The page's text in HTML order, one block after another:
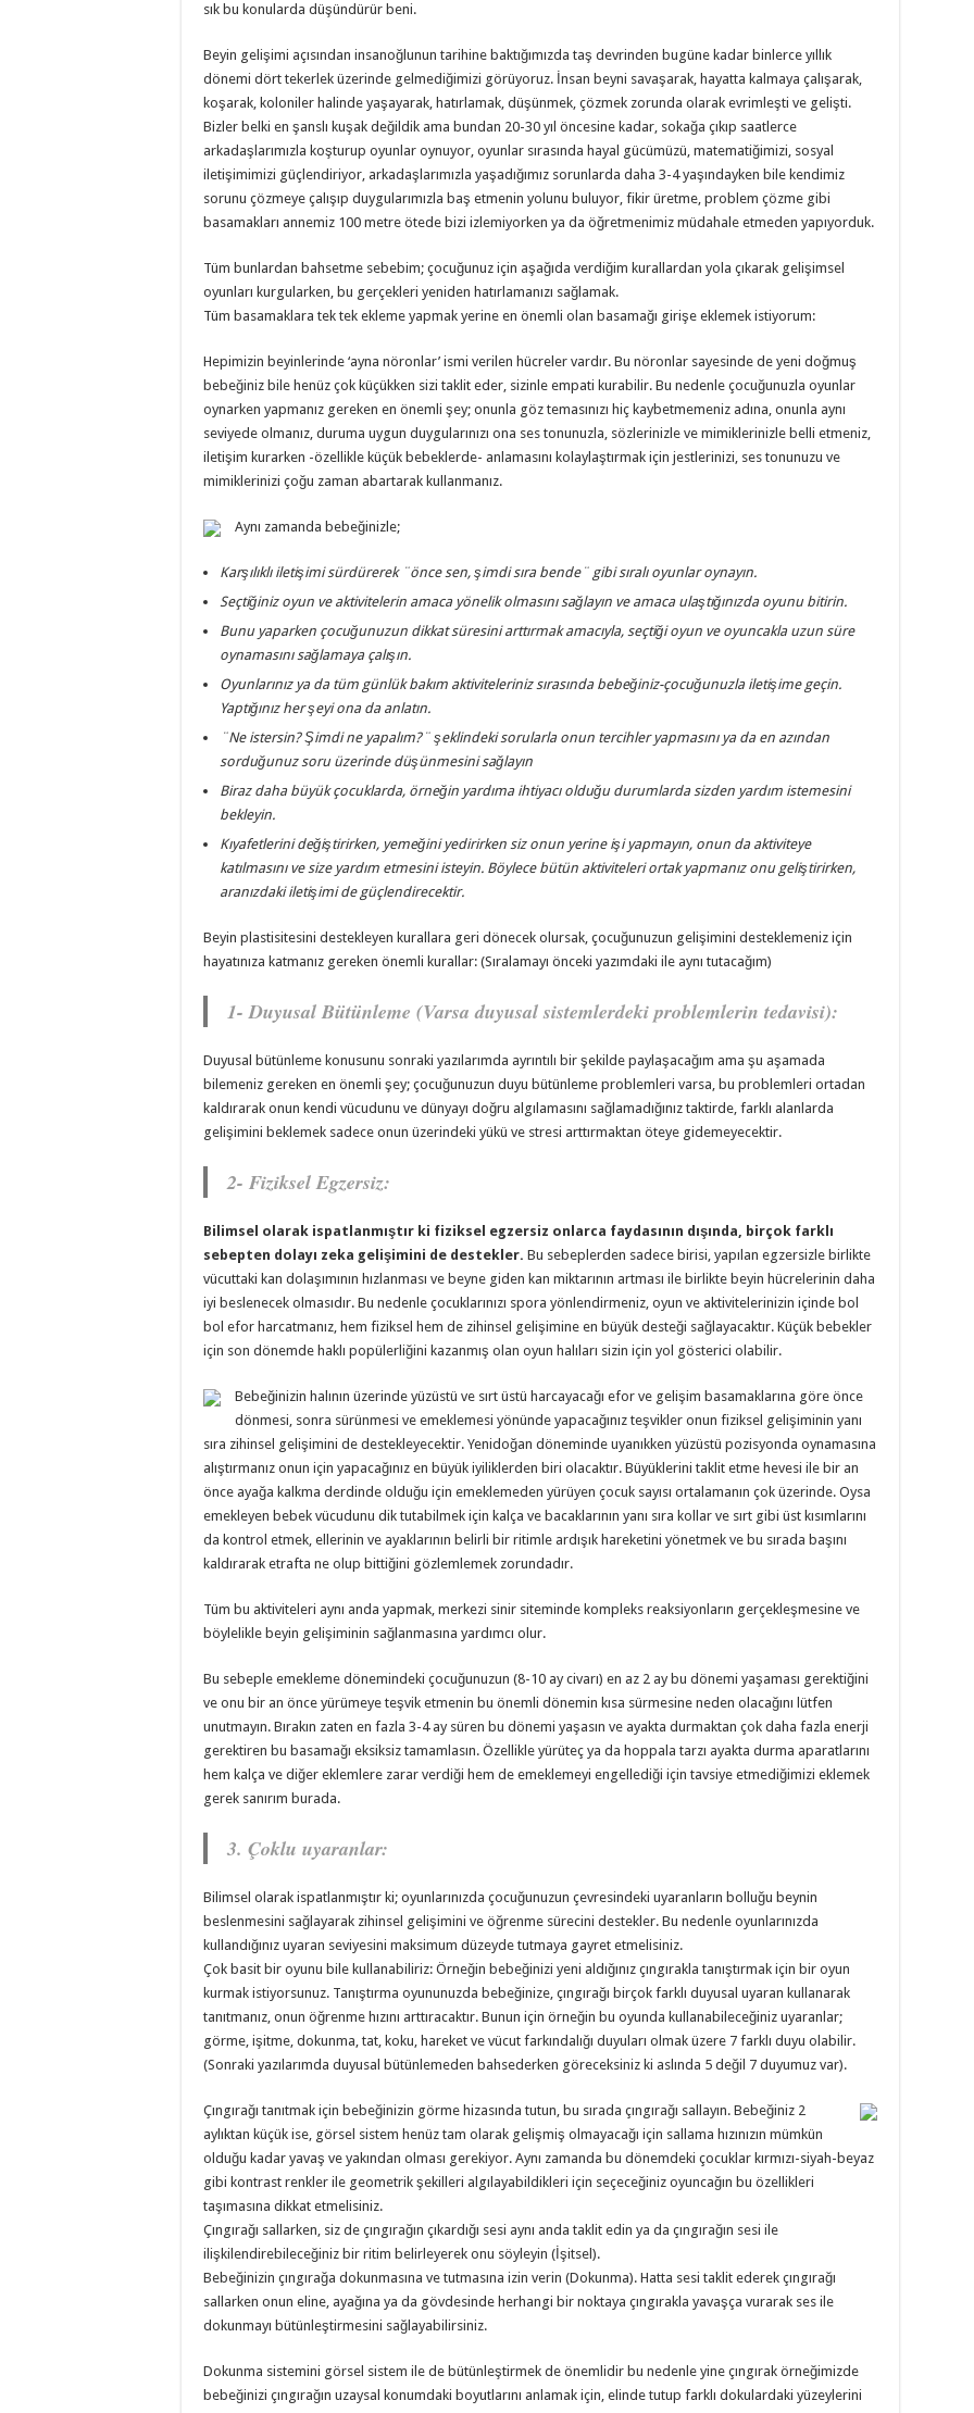
sık bu konularda düşündürür beni.
Beyin gelişimi açısından insanoğlunun tarihine baktığımızda taş devrinden bugüne kadar binlerce yıllık
dönemi dört tekerlek üzerinde gelmediğimizi görüyoruz. İnsan beyni savaşarak, hayatta kalmaya çalışarak,
koşarak, koloniler halinde yaşayarak, hatırlamak, düşünmek, çözmek zorunda olarak evrimleşti ve gelişti.
Bizler belki en şanslı kuşak değildik ama bundan 20-30 yıl öncesine kadar, sokağa çıkıp saatlerce
arkadaşlarımızla koşturup oyunlar oynuyor, oyunlar sırasında hayal gücümüzü, matematiğimizi, sosyal
iletişimimizi güçlendiriyor, arkadaşlarımızla yaşadığımız sorunlarda daha 3-4 yaşındayken bile kendimiz
sorunu çözmeye çalışıp duygularımızla baş etmenin yolunu buluyor, fikir üretme, problem çözme gibi
basamakları annemiz 100 metre ötede bizi izlemiyorken ya da öğretmenimiz müdahale etmeden yapıyorduk.
Tüm bunlardan bahsetme sebebim; çocuğunuz için aşağıda verdiğim kurallardan yola çıkarak gelişimsel
oyunları kurgularken, bu gerçekleri yeniden hatırlamanızı sağlamak.
Tüm basamaklara tek tek ekleme yapmak yerine en önemli olan basamağı girişe eklemek istiyorum:
Hepimizin beyinlerinde ‘ayna nöronlar’ ismi verilen hücreler vardır. Bu nöronlar sayesinde de yeni doğmuş
bebeğiniz bile henüz çok küçükken sizi taklit eder, sizinle empati kurabilir. Bu nedenle çocuğunuzla oyunlar
oynarken yapmanız gereken en önemli şey; onunla göz temasınızı hiç kaybetmemeniz adına, onunla aynı
seviyede olmanız, duruma uygun duygularınızı ona ses tonunuzla, sözlerinizle ve mimiklerinizle belli etmeniz,
iletişim kurarken -özellikle küçük bebeklerde- anlamasını kolaylaştırmak için jestlerinizi, ses tonunuzu ve
mimiklerinizi çoğu zaman abartarak kullanmanız.
Aynı zamanda bebeğinizle;
Karşılıklı iletişimi sürdürerek ¨önce sen, şimdi sıra bende¨ gibi sıralı oyunlar oynayın.
Seçtiğiniz oyun ve aktivitelerin amaca yönelik olmasını sağlayın ve amaca ulaştığınızda oyunu bitirin.
Bunu yaparken çocuğunuzun dikkat süresini arttırmak amacıyla, seçtiği oyun ve oyuncakla uzun süre
oynamasını sağlamaya çalışın.
Oyunlarınız ya da tüm günlük bakım aktiviteleriniz sırasında bebeğiniz-çocuğunuzla iletişime geçin.
Yaptığınız her şeyi ona da anlatın.
¨Ne istersin? Şimdi ne yapalım?¨ şeklindeki sorularla onun tercihler yapmasını ya da en azından
sorduğunuz soru üzerinde düşünmesini sağlayın
Biraz daha büyük çocuklarda, örneğin yardıma ihtiyacı olduğu durumlarda sizden yardım istemesini
bekleyin.
Kıyafetlerini değiştirirken, yemeğini yedirirken siz onun yerine işi yapmayın, onun da aktiviteye
katılmasını ve size yardım etmesini isteyin. Böylece bütün aktiviteleri ortak yapmanız onu geliştirirken,
aranızdaki iletişimi de güçlendirecektir.
Beyin plastisitesini destekleyen kurallara geri dönecek olursak, çocuğunuzun gelişimini desteklemeniz için
hayatınıza katmanız gereken önemli kurallar: (Sıralamayı önceki yazımdaki ile aynı tutacağım)
1- Duyusal Bütünleme (Varsa duyusal sistemlerdeki problemlerin tedavisi):
Duyusal bütünleme konusunu sonraki yazılarımda ayrıntılı bir şekilde paylaşacağım ama şu aşamada
bilemeniz gereken en önemli şey; çocuğunuzun duyu bütünleme problemleri varsa, bu problemleri ortadan
kaldırarak onun kendi vücudunu ve dünyayı doğru algılamasını sağlamadığınız taktirde, farklı alanlarda
gelişimini beklemek sadece onun üzerindeki yükü ve stresi arttırmaktan öteye gidemeyecektir.
2- Fiziksel Egzersiz:
Bilimsel olarak ispatlanmıştır ki fiziksel egzersiz onlarca faydasının dışında, birçok farklı
sebepten dolayı zeka gelişimini de destekler. Bu sebeplerden sadece birisi, yapılan egzersizle birlikte
vücuttaki kan dolaşımının hızlanması ve beyne giden kan miktarının artması ile birlikte beyin hücrelerinin daha
iyi beslenecek olmasıdır. Bu nedenle çocuklarınızı spora yönlendirmeniz, oyun ve aktivitelerinizin içinde bol
bol efor harcatmanız, hem fiziksel hem de zihinsel gelişimine en büyük desteği sağlayacaktır. Küçük bebekler
için son dönemde haklı popülerliğini kazanmış olan oyun halıları sizin için yol gösterici olabilir.
Bebeğinizin halının üzerinde yüzüstü ve sırt üstü harcayacağı efor ve gelişim basamaklarına göre önce
dönmesi, sonra sürünmesi ve emeklemesi yönünde yapacağınız teşvikler onun fiziksel gelişiminin yanı
sıra zihinsel gelişimini de destekleyecektir. Yenidoğan döneminde uyanıkken yüzüstü pozisyonda oynamasına
alıştırmanız onun için yapacağınız en büyük iyiliklerden biri olacaktır. Büyüklerini taklit etme hevesi ile bir an
önce ayağa kalkma derdinde olduğu için emeklemeden yürüyen çocuk sayısı ortalamanın çok üzerinde. Oysa
emekleyen bebek vücudunu dik tutabilmek için kalça ve bacaklarının yanı sıra kollar ve sırt gibi üst kısımlarını
da kontrol etmek, ellerinin ve ayaklarının belirli bir ritimle ardışık hareketini yönetmek ve bu sırada başını
kaldırarak etrafta ne olup bittiğini gözlemlemek zorundadır.
Tüm bu aktiviteleri aynı anda yapmak, merkezi sinir siteminde kompleks reaksiyonların gerçekleşmesine ve
böylelikle beyin gelişiminin sağlanmasına yardımcı olur.
Bu sebeple emekleme dönemindeki çocuğunuzun (8-10 ay civarı) en az 2 ay bu dönemi yaşaması gerektiğini
ve onu bir an önce yürümeye teşvik etmenin bu önemli dönemin kısa sürmesine neden olacağını lütfen
unutmayın. Bırakın zaten en fazla 3-4 ay süren bu dönemi yaşasın ve ayakta durmaktan çok daha fazla enerji
gerektiren bu basamağı eksiksiz tamamlasın. Özellikle yürüteç ya da hoppala tarzı ayakta durma aparatlarını
hem kalça ve diğer eklemlere zarar verdiği hem de emeklemeyi engellediği için tavsiye etmediğimizi eklemek
gerek sanırım burada.
3. Çoklu uyaranlar:
Bilimsel olarak ispatlanmıştır ki; oyunlarınızda çocuğunuzun çevresindeki uyaranların bolluğu beynin
beslenmesini sağlayarak zihinsel gelişimini ve öğrenme sürecini destekler. Bu nedenle oyunlarınızda
kullandığınız uyaran seviyesini maksimum düzeyde tutmaya gayret etmelisiniz.
Çok basit bir oyunu bile kullanabiliriz: Örneğin bebeğinizi yeni aldığınız çıngırakla tanıştırmak için bir oyun
kurmak istiyorsunuz. Tanıştırma oyununuzda bebeğinize, çıngırağı birçok farklı duyusal uyaran kullanarak
tanıtmanız, onun öğrenme hızını arttıracaktır. Bunun için örneğin bu oyunda kullanabileceğiniz uyaranlar;
görme, işitme, dokunma, tat, koku, hareket ve vücut farkındalığı duyuları olmak üzere 7 farklı duyu olabilir.
(Sonraki yazılarımda duyusal bütünlemeden bahsederken göreceksiniz ki aslında 5 değil 7 duyumuz var).
Çıngırağı tanıtmak için bebeğinizin görme hizasında tutun, bu sırada çıngırağı sallayın. Bebeğiniz 2
aylıktan küçük ise, görsel sistem henüz tam olarak gelişmiş olmayacağı için sallama hızınızın mümkün
olduğu kadar yavaş ve yakından olması gerekiyor. Aynı zamanda bu dönemdeki çocuklar kırmızı-siyah-beyaz
gibi kontrast renkler ile geometrik şekilleri algılayabildikleri için seçeceğiniz oyuncağın bu özellikleri
taşımasına dikkat etmelisiniz.
Çıngırağı sallarken, siz de çıngırağın çıkardığı sesi aynı anda taklit edin ya da çıngırağın sesi ile
ilişkilendirebileceğiniz bir ritim belirleyerek onu söyleyin (İşitsel).
Bebeğinizin çıngırağa dokunmasına ve tutmasına izin verin (Dokunma). Hatta sesi taklit ederek çıngırağı
sallarken onun eline, ayağına ya da gövdesinde herhangi bir noktaya çıngırakla yavaşça vurarak ses ile
dokunmayı bütünleştirmesini sağlayabilirsiniz.
Dokunma sistemini görsel sistem ile de bütünleştirmek de önemlidir bu nedenle yine çıngırak örneğimizde
bebeğinizi çıngırağın uzaysal konumdaki boyutlarını anlamak için, elinde tutup farklı dokulardaki yüzeylerini